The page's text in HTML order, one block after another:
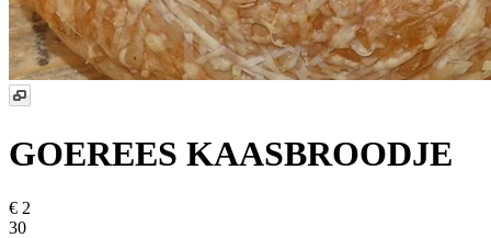
GOEREES KAASBROODJE
€ 2
30